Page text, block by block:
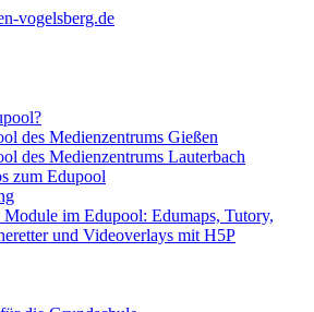
Gießen-Vogelsberg
des Medienzentrums Gießen
des Medienzentrums Lauterbach
zum Edupool
Module im Edupool: Edumaps, Tutory,
und Videoverlays mit H5P